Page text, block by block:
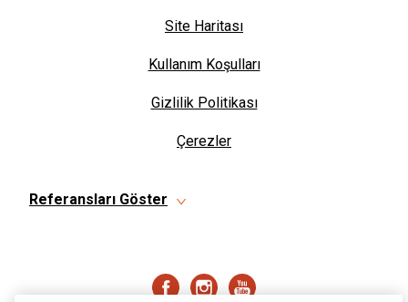
Site Haritası
Kullanım Koşulları
Gizlilik Politikası
Çerezler
Referansları Göster